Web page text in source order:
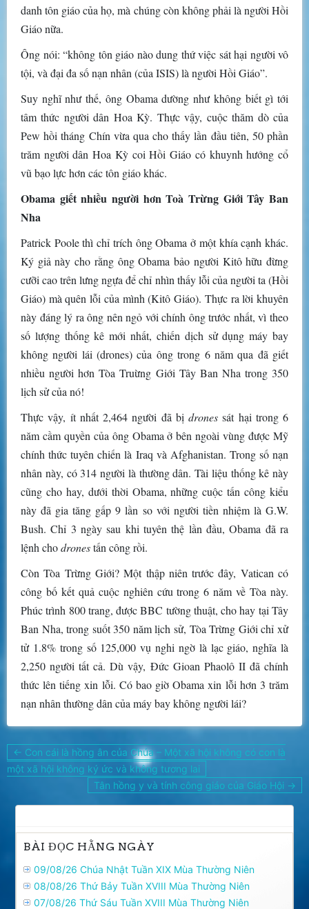
danh tôn giáo của họ, mà chúng còn không phải là người Hồi
Giáo nữa.
Ông nói: “không tôn giáo nào dung thứ việc sát hại người vô
tội, và đại đa số nạn nhân (của ISIS) là người Hồi Giáo”.
Suy nghĩ như thế, ông Obama dường như không biết gì tới
tâm thức người dân Hoa Kỳ. Thực vậy, cuộc thăm dò của
Pew hồi tháng Chín vừa qua cho thấy lần đầu tiên, 50 phần
trăm người dân Hoa Kỳ coi Hồi Giáo có khuynh hướng cổ
vũ bạo lực hơn các tôn giáo khác.
Obama giết nhiều người hơn Toà Trừng Giới Tây Ban
Nha
Patrick Poole thì chỉ trích ông Obama ở một khía cạnh khác.
Ký giả này cho rằng ông Obama bảo người Kitô hữu đừng
cưỡi cao trên lưng ngựa để chỉ nhìn thấy lỗi của người ta (Hồi
Giáo) mà quên lỗi của mình (Kitô Giáo). Thực ra lời khuyên
này đáng lý ra ông nên ngỏ với chính ông trước nhất, vì theo
số lượng thống kê mới nhất, chiến dịch sử dụng máy bay
không người lái (drones) của ông trong 6 năm qua đã giết
nhiều người hơn Tòa Truừng Giới Tây Ban Nha trong 350
lịch sử của nó!
Thực vậy, ít nhất 2,464 người đã bị drones sát hại trong 6
năm cầm quyền của ông Obama ở bên ngoài vùng được Mỹ
chính thức tuyên chiến là Iraq và Afghanistan. Trong số nạn
nhân này, có 314 người là thường dân. Tài liệu thống kê này
cũng cho hay, dưới thời Obama, những cuộc tấn công kiểu
này đã gia tăng gấp 9 lần so với người tiền nhiệm là G.W.
Bush. Chỉ 3 ngày sau khi tuyên thệ lần đầu, Obama đã ra
lệnh chodronestấn công rồi.
Còn Tòa Trừng Giới? Một thập niên trước đây, Vatican có
công bố kết quả cuộc nghiên cứu trong 6 năm về Tòa này.
Phúc trình 800 trang, được BBC tường thuật, cho hay tại Tây
Ban Nha, trong suốt 350 năm lịch sử, Tòa Trừng Giới chỉ xử
tử 1.8% trong số 125,000 vụ nghi ngờ là lạc giáo, nghĩa là
2,250 người tất cả. Dù vậy, Đức Gioan Phaolô II đã chính
thức lên tiếng xin lỗi. Có bao giờ Obama xin lỗi hơn 3 trăm
nạn nhân thường dân của máy bay không người lái?
Điều
hướng
bài
← Con cái là hồng ân của Chúa – Một xã hội không có con là
một xã hội không ký ức và không tương lai
Tân hồng y và tính công giáo của Giáo Hội →
BÀI ĐỌC HẰNG NGÀY
09/08/26 Chúa Nhật Tuần XIX Mùa Thường Niên
08/08/26 Thứ Bảy Tuần XVIII Mùa Thường Niên
07/08/26 Thứ Sáu Tuần XVIII Mùa Thường Niên